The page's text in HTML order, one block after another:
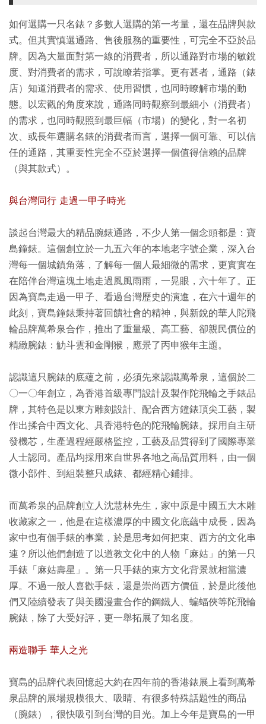
如何選購一只名錶？多數人選購的第一考量，還在品牌與款
式。但其實慎選通路、售後服務的重要性，可完全不亞於品
牌。因為大量面對第一線的消費者，所以通路對市場的敏銳
度、對消費者的需求，可說瞭若指掌。更有甚者，通路（錶
店）知道消費者的需求、使用習慣，也同時瞭解市場的動
態。以宏觀的角度來說，通路同時觀察到最細小（消費者）
的需求，也同時觀照到最巨幅（市場）的變化，對一名初
次、或長年選購名錶的消費者而言，選擇一個可靠、可以信
任的通路，其重要性完全不亞於選擇一個值得信賴的品牌
（與其款式）。
與台灣同行 走過一甲子時光
談起台灣最大的精品腕錶通路，不少人第一個念頭都是：寶
島鐘錶。這個創立於一九五六年的本地老字號企業，深入台
灣每一個城鎮角落，了解每一個人最細微的需求，更實實在
在陪伴台灣這塊土地走過風風雨雨，一晃眼，六十年了。正
因為寶島走過一甲子、看過台灣歷史的演進，在六十週年的
此刻，寶島鐘錶秉持著回饋社會的精神，與新銳的華人陀飛
輪品牌萬希泉合作，推出了重量級、高工藝、卻親民價位的
精緻腕錶：觔斗雲和金剛猴，應景了丙申猴年主題。
認識這只腕錶的底蘊之前，必須先來認識萬希泉，這個於二
〇一〇年創立，為香港首級專門設計及製作陀飛輪之手錶品
牌，其特色是以東方雕刻設計、配合西方鐘錶頂尖工藝，製
作出揉合中西文化、具香港特色的陀飛輪腕錶。採用自主研
發機芯，生產過程經嚴格監控，工藝及品質得到了國際專業
人士認同。產品均採用來自世界各地之高品質用料，由一個
微小部件、到組裝整只成錶、都經精心鋪排。
而萬希泉的品牌創立人沈慧林先生，家中原是中國五大木雕
收藏家之一，他是在這樣濃厚的中國文化底蘊中成長，因為
家中也有個手錶的事業，於是思考如何把東、西方的文化串
連？所以他們創造了以道教文化中的人物「麻姑」的第一只
手錶「麻姑壽星」。第一只手錶的東方文化背景就相當濃
厚。不過一般人喜歡手錶，還是崇尚西方價值，於是此後他
們又陸續發表了與美國漫畫合作的鋼鐵人、蝙蝠俠等陀飛輪
腕錶，除了大受好評，更一舉拓展了知名度。
兩造聯手 華人之光
寶島的品牌代表回憶起大約在四年前的香港錶展上看到萬希
泉品牌的展場規模很大、吸睛、有很多特殊話題性的商品
（腕錶），很快吸引到台灣的目光。加上今年是寶島的一甲